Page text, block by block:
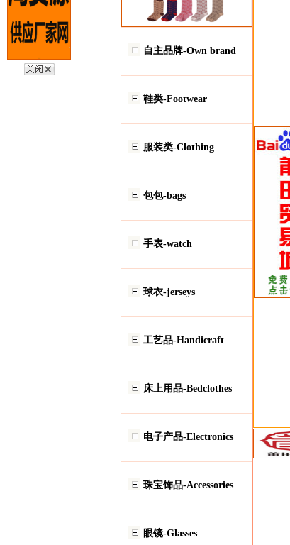
自主品牌-Own brand
鞋类-Footwear
服装类-Clothing
包包-bags
手表-watch
球衣-jerseys
工艺品-Handicraft
床上用品-Bedclothes
电子产品-Electronics
珠宝饰品-Accessories
眼镜-Glasses